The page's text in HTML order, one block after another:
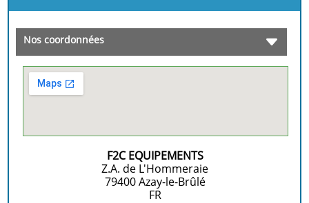
Nos coordonnées
F2C EQUIPEMENTS
Z.A. de L'Hommeraie
79400Azay-le-Brûlé
FR